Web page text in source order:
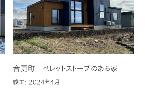
音更町 ペレットストーブのある家
竣工: 2024年4月